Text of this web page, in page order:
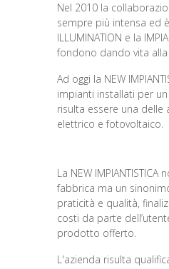
Nel 2010 la
sempre più intensa ed
ILLUMINATION e la
fondono dando vita alla
Ad oggi la NEW
impianti installati per
risulta essere una
elettrico e fotovoltaico.
La NEW
fabbrica ma un
praticità e qualità,
costi da parte
prodotto offerto.
L'azienda risulta